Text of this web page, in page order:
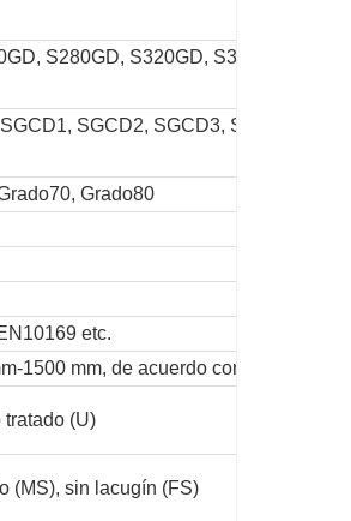
S280GD, S320GD, S350GD,
SGCD2, SGCD3, SGCD4,
Grado80
etc.
1500 mm, de acuerdo con el requisito
tratado (U)
(MS), sin lacugín (FS)